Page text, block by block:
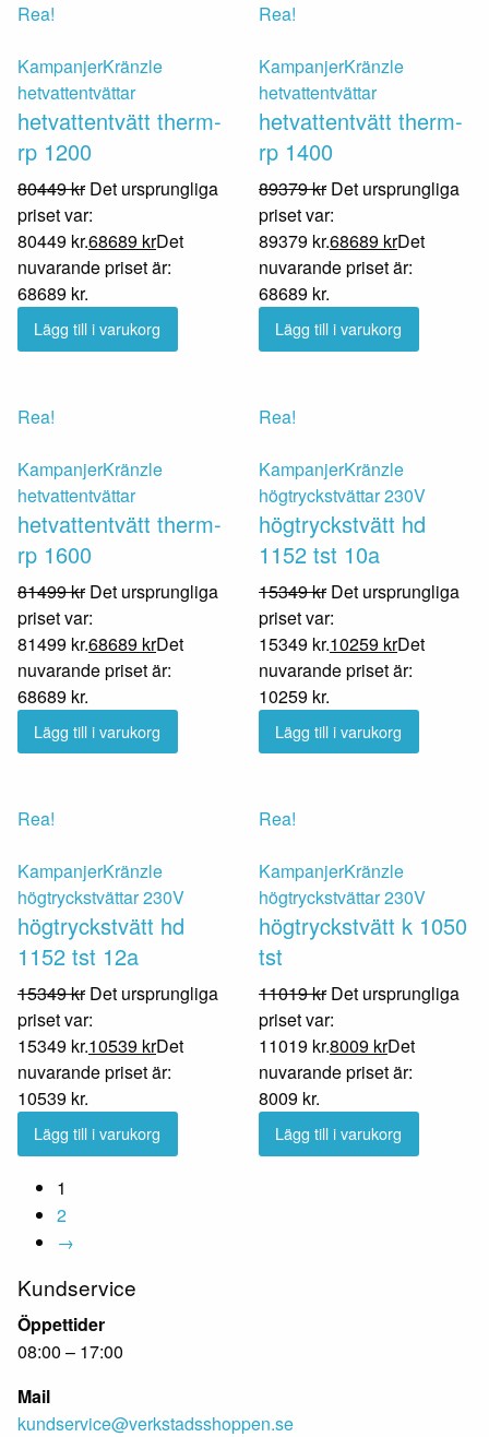
Rea!
KampanjerKränzle
hetvattentvättar
hetvattentvätt therm-
rp 1200
80449kr Det ursprungliga
priset var:
80449 kr.68689 krDet
nuvarande priset är:
68689 kr.
Lägg till i varukorg
Rea!
KampanjerKränzle
hetvattentvättar
hetvattentvätt therm-
rp 1400
89379kr Det ursprungliga
priset var:
89379 kr.68689 krDet
nuvarande priset är:
68689 kr.
Lägg till i varukorg
Rea!
KampanjerKränzle
hetvattentvättar
hetvattentvätt therm-
rp 1600
81499kr Det ursprungliga
priset var:
81499 kr.68689 krDet
nuvarande priset är:
68689 kr.
Lägg till i varukorg
Rea!
KampanjerKränzle
högtryckstvättar 230V
högtryckstvätt hd
1152 tst 10a
15349kr Det ursprungliga
priset var:
15349 kr.10259 krDet
nuvarande priset är:
10259 kr.
Lägg till i varukorg
Rea!
KampanjerKränzle
högtryckstvättar 230V
högtryckstvätt hd
1152 tst 12a
15349kr Det ursprungliga
priset var:
15349 kr.10539 krDet
nuvarande priset är:
10539 kr.
Lägg till i varukorg
Rea!
KampanjerKränzle
högtryckstvättar 230V
högtryckstvätt k 1050
tst
11019kr Det ursprungliga
priset var:
11019 kr.8009 krDet
nuvarande priset är:
8009 kr.
Lägg till i varukorg
1
2
→
Kundservice
Öppettider
08:00 – 17:00
Mail
kundservice@verkstadsshoppen.se